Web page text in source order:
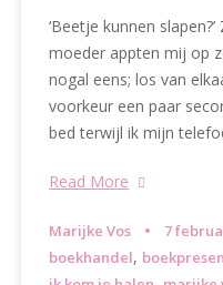
‘Beetje kunnen
moeder appten mij op
nogal eens; los van
voorkeur een paar
bed terwijl ik mijn
Read More
Marijke Vos
7
boekhandel,